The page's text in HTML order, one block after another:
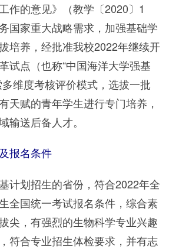
作的意见》（教学〔2020〕1
国家重大战略需求，加强基础学
培养，经批准我校2022年继续开
试点（也称“中国海洋大学强基
维度考核评价模式，选拔一批
天赋的青年学生进行专门培养，
输送后备人才。
报名条件
计划招生的省份，符合2022年全
全国统一考试报名条件，综合素
尖，有强烈的生物科学专业兴趣
符合专业招生体检要求，并有志